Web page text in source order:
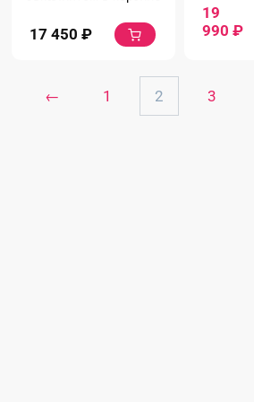
17 450 ₽
19
990 ₽
← 1 2 3